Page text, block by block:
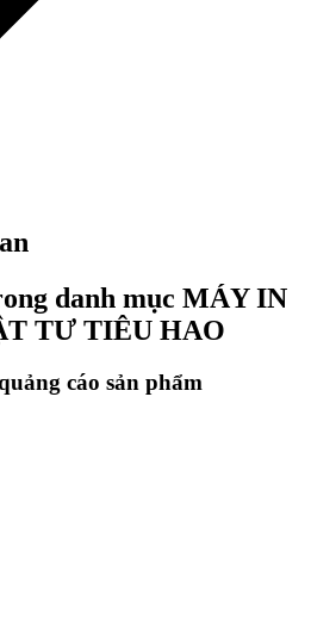
danh mục MÁY IN
TƯ TIÊU HAO
cáo sản phẩm